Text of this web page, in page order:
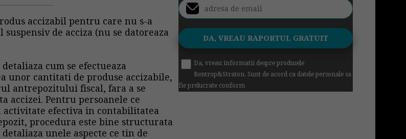
accizabil pentru care nu s-a
de acciza (nu se datoreaza
cum se efectueaza
unor cantitati de produse accizabile,
antrepozitului fiscal, fara a se
accizei. Pentru persoanele ce
activitate efectiva in contabilitatea
procedura este bine structurata
detaliaza unele aspecte ce tin de
Da, vreau informatii despre produsele
Rentrop&Straton. Sunt de acord ca datele personale sa
fie prelucrate conform